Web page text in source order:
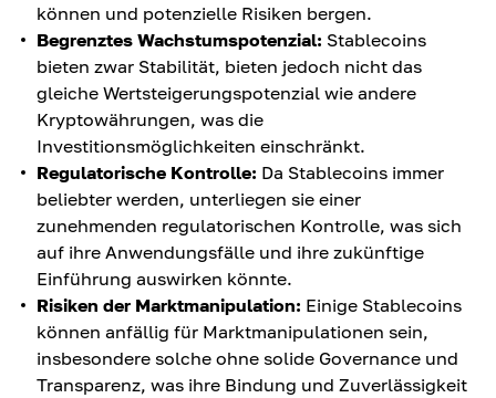
können und potenzielle Risiken bergen.
Begrenztes Wachstumspotenzial: Stablecoins
bieten zwar Stabilität, bieten jedoch nicht das
gleiche Wertsteigerungspotenzial wie andere
Kryptowährungen, was die
Investitionsmöglichkeiten einschränkt.
Regulatorische Kontrolle: Da Stablecoins immer
beliebter werden, unterliegen sie einer
zunehmenden regulatorischen Kontrolle, was sich
auf ihre Anwendungsfälle und ihre zukünftige
Einführung auswirken könnte.
Risiken der Marktmanipulation: Einige Stablecoins
können anfällig für Marktmanipulationen sein,
insbesondere solche ohne solide Governance und
Transparenz, was ihre Bindung und Zuverlässigkeit